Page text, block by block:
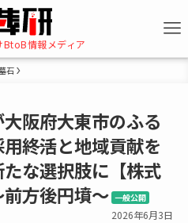
BtoB情報メディア
石
大阪府大東市のふる
――終活と地域貢献を
な選択肢に【株式
方後円墳～ 一般公開
2026年6月3日